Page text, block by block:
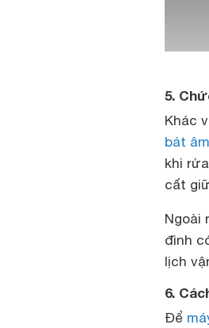
5.
Khác
bát âm
khi
cất
Ngoài
đình
lịch
6.
Để